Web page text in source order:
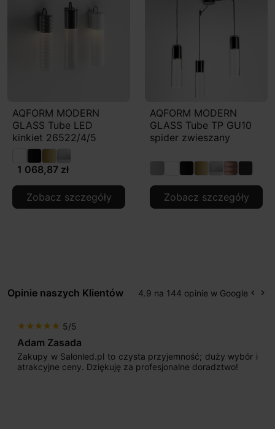
AQFORM MODERN
GLASS Tube LED
kinkiet 26522/4/5
1 068,87 zł
Zobacz szczegóły
AQFORM MODERN
GLASS Tube TP GU10
spider zwieszany
Zobacz szczegóły
Opinie naszych Klientów 4.9 na 144 opinie w Google keyboard_arrow_left keyboard_arrow_right
star star star star star 5/5
Adam Zasada
Zakupy w Salonled.pl to czysta przyjemność; duży wybór i
atrakcyjne ceny. Dziękuję za profesjonalne doradztwo!